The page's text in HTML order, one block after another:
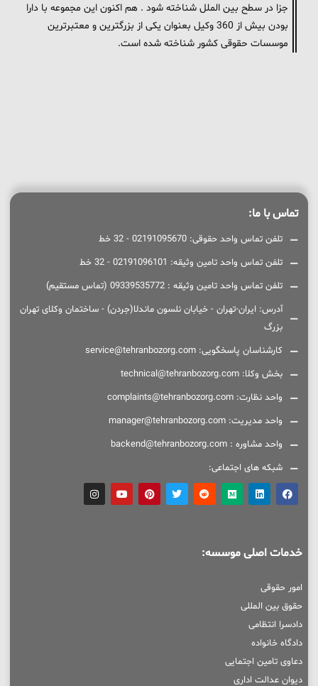
جزا در سطح بین الملل شناخته شود . هم اکنون این مجموعه با دارا
بودن بیش از 360 وکیل بعنوان یکی از بزرگترین و معتبرترین
موسسات حقوقی کشور شناخته شده است.
تماس با ما:
تلفن تماس واحد حقوقی: 02191095670 - 32 خط
تلفن تماس واحد تامین وثیقه: 02191096101 - 32 خط
تلفن تماس واحد تامین وثیقه : 09339535772 (تماس مستقیم)
آدرس: ایران-تهران - خیابان نلسون ماندلا(جردن) - ساختمان وکلای تهران
بزرگ
کارشناسان پاسخگویی: service@tehranbozorg.com
بخش وکلا: technical@tehranbozorg.com
واحد نظارت: complaints@tehranbozorg.com
واحد مدیریت: manager@tehranbozorg.com
واحد مشاوره : backend@tehranbozorg.com
شبکه های اجتماعی:
خدمات اصلی موسسه:
امور حقوقی
حقوق بین المللی
دادسرا انتظامی
دادگاه خانواده
دعاوی تامین اجتمایی
دیوان عدالت اداری